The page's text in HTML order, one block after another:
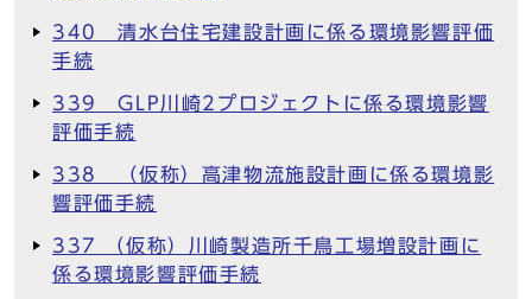
340 清水台住宅建設計画に係る環境影響評価
手続
339 GLP川崎2プロジェクトに係る環境影響
評価手続
338 （仮称）高津物流施設計画に係る環境影
響評価手続
337 （仮称）川崎製造所千鳥工場増設計画に
係る環境影響評価手続